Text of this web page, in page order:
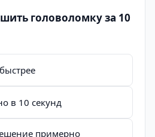
головоломку за 10
в 10 секунд
примерно